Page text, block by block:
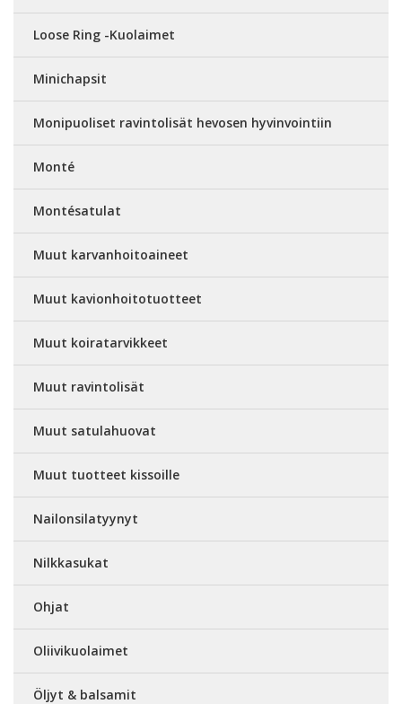
Loose Ring -Kuolaimet
Minichapsit
Monipuoliset ravintolisät hevosen hyvinvointiin
Monté
Montésatulat
Muut karvanhoitoaineet
Muut kavionhoitotuotteet
Muut koiratarvikkeet
Muut ravintolisät
Muut satulahuovat
Muut tuotteet kissoille
Nailonsilatyynyt
Nilkkasukat
Ohjat
Oliivikuolaimet
Öljyt & balsamit